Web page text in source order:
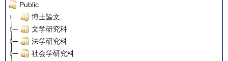
Public
博士論文
文学研究科
法学研究科
社会学研究科